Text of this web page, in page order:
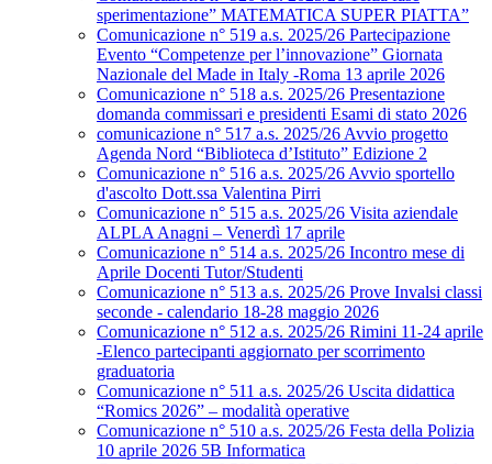
sperimentazione” MATEMATICA SUPER PIATTA”
Comunicazione n° 519 a.s. 2025/26 Partecipazione
Evento “Competenze per l’innovazione” Giornata
Nazionale del Made in Italy -Roma 13 aprile 2026
Comunicazione n° 518 a.s. 2025/26 Presentazione
domanda commissari e presidenti Esami di stato 2026
comunicazione n° 517 a.s. 2025/26 Avvio progetto
Agenda Nord “Biblioteca d’Istituto” Edizione 2
Comunicazione n° 516 a.s. 2025/26 Avvio sportello
d'ascolto Dott.ssa Valentina Pirri
Comunicazione n° 515 a.s. 2025/26 Visita aziendale
ALPLA Anagni – Venerdì 17 aprile
Comunicazione n° 514 a.s. 2025/26 Incontro mese di
Aprile Docenti Tutor/Studenti
Comunicazione n° 513 a.s. 2025/26 Prove Invalsi classi
seconde - calendario 18-28 maggio 2026
Comunicazione n° 512 a.s. 2025/26 Rimini 11-24 aprile
-Elenco partecipanti aggiornato per scorrimento
graduatoria
Comunicazione n° 511 a.s. 2025/26 Uscita didattica
“Romics 2026” – modalità operative
Comunicazione n° 510 a.s. 2025/26 Festa della Polizia
10 aprile 2026 5B Informatica